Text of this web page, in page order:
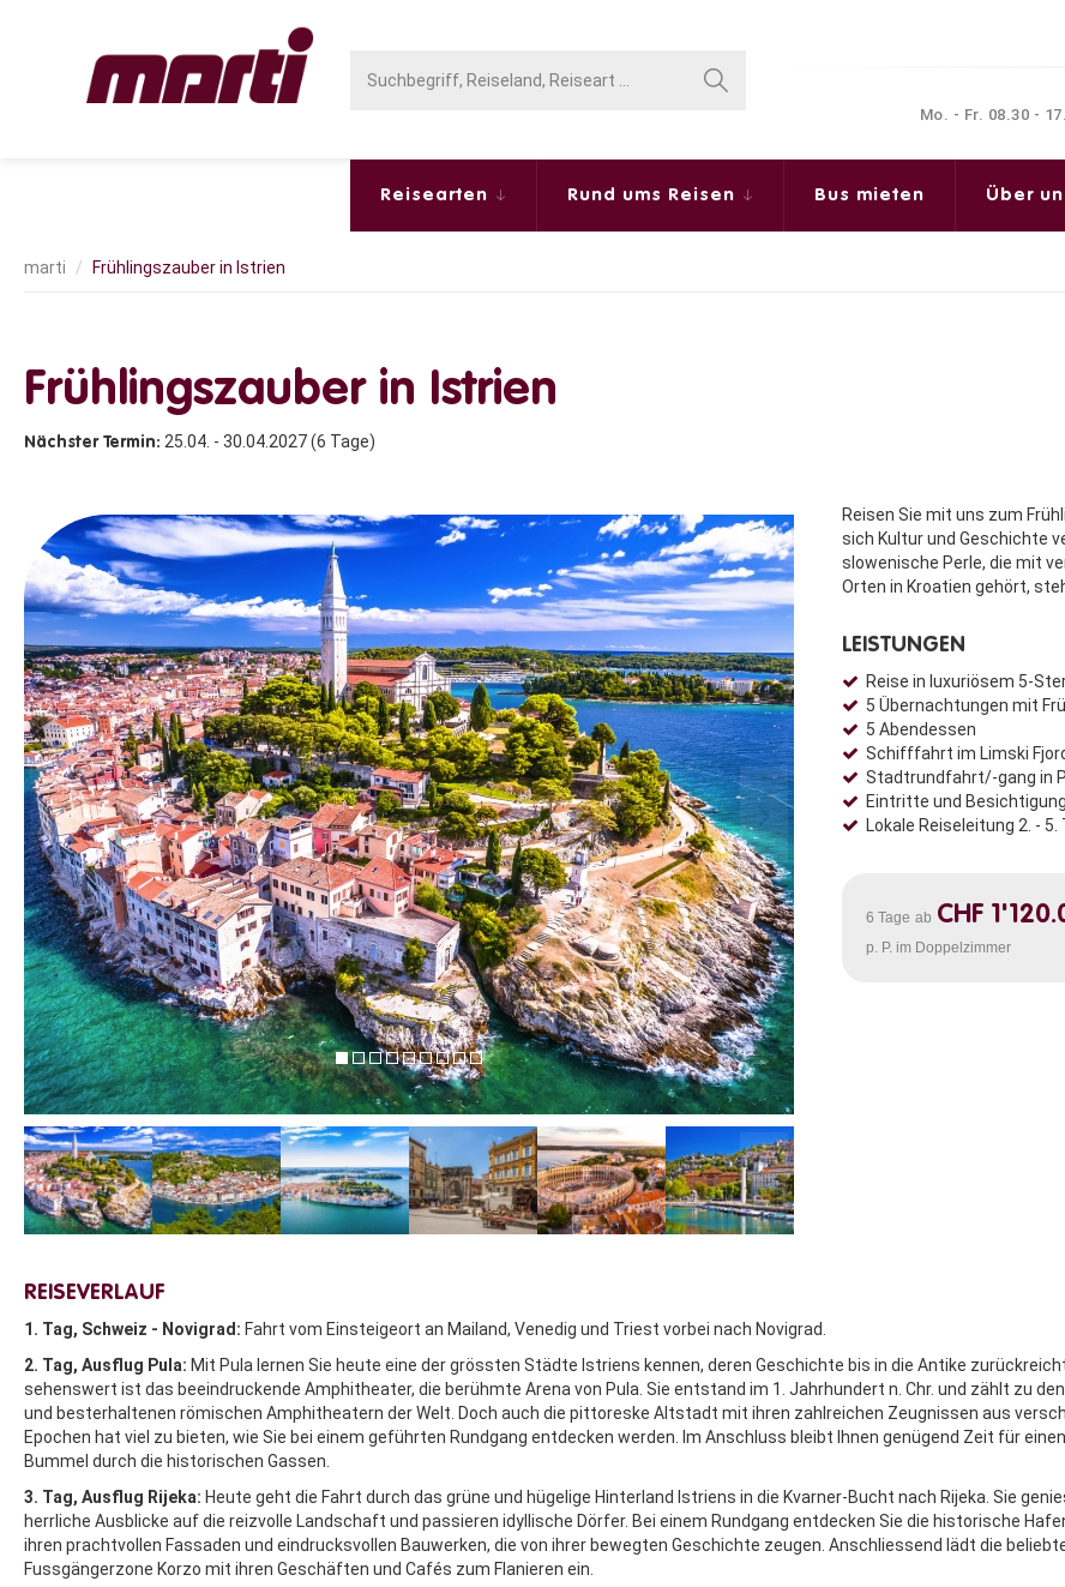
Mo. - Fr. 08.30 -
Reisearten Rund ums Reisen Bus mieten Über
Frühlingszauber in Istrien
Frühlingszauber in Istrien
25.04. - 30.04.2027 (6 Tage)
Reisen Sie mit uns zum
sich Kultur und Geschichte
slowenische Perle, die mit
Orten in Kroatien gehört,
LEISTUNGEN
Reise in luxuriösem 5-
5 Übernachtungen mit
5 Abendessen
Schifffahrt im Limski
Stadtrundfahrt/-gang in
Eintritte und
Lokale Reiseleitung 2. - 5.
6 Tage ab CHF
p. P. im Doppelzimmer
REISEVERLAUF
1. Tag, Schweiz - Novigrad: Fahrt vom Einsteigeort an Mailand, Venedig und Triest vorbei nach Novigrad.
2. Tag, Ausflug Pula: Mit Pula lernen Sie heute eine der grössten Städte Istriens kennen, deren Geschichte bis in die Antike
sehenswert ist das beeindruckende Amphitheater, die berühmte Arena von Pula. Sie entstand im 1. Jahrhundert n. Chr. und zählt zu
und besterhaltenen römischen Amphitheatern der Welt. Doch auch die pittoreske Altstadt mit ihren zahlreichen Zeugnissen aus
Epochen hat viel zu bieten, wie Sie bei einem geführten Rundgang entdecken werden. Im Anschluss bleibt Ihnen genügend Zeit für
Bummel durch die historischen Gassen.
3. Tag, Ausflug Rijeka: Heute geht die Fahrt durch das grüne und hügelige Hinterland Istriens in die Kvarner-Bucht nach Rijeka. Sie
herrliche Ausblicke auf die reizvolle Landschaft und passieren idyllische Dörfer. Bei einem Rundgang entdecken Sie die historische
ihren prachtvollen Fassaden und eindrucksvollen Bauwerken, die von ihrer bewegten Geschichte zeugen. Anschliessend lädt die
Fussgängerzone Korzo mit ihren Geschäften und Cafés zum Flanieren ein.